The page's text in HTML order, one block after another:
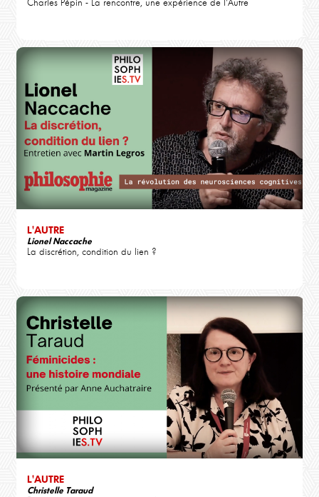
Charles Pépin - La rencontre, une expérience de l'Autre
L'AUTRE
Lionel Naccache
La discrétion, condition du lien ?
L'AUTRE
Christelle Taraud